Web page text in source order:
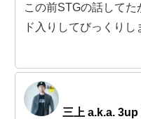
この前STGの話して
ド入りしてびっくりし
三上 a.k.a. 3up